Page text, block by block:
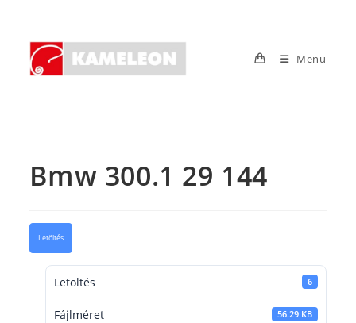
content
Menu
Bmw 300.1 29 144
Letöltés
Letöltés 6
Fájlméret 56.29 KB